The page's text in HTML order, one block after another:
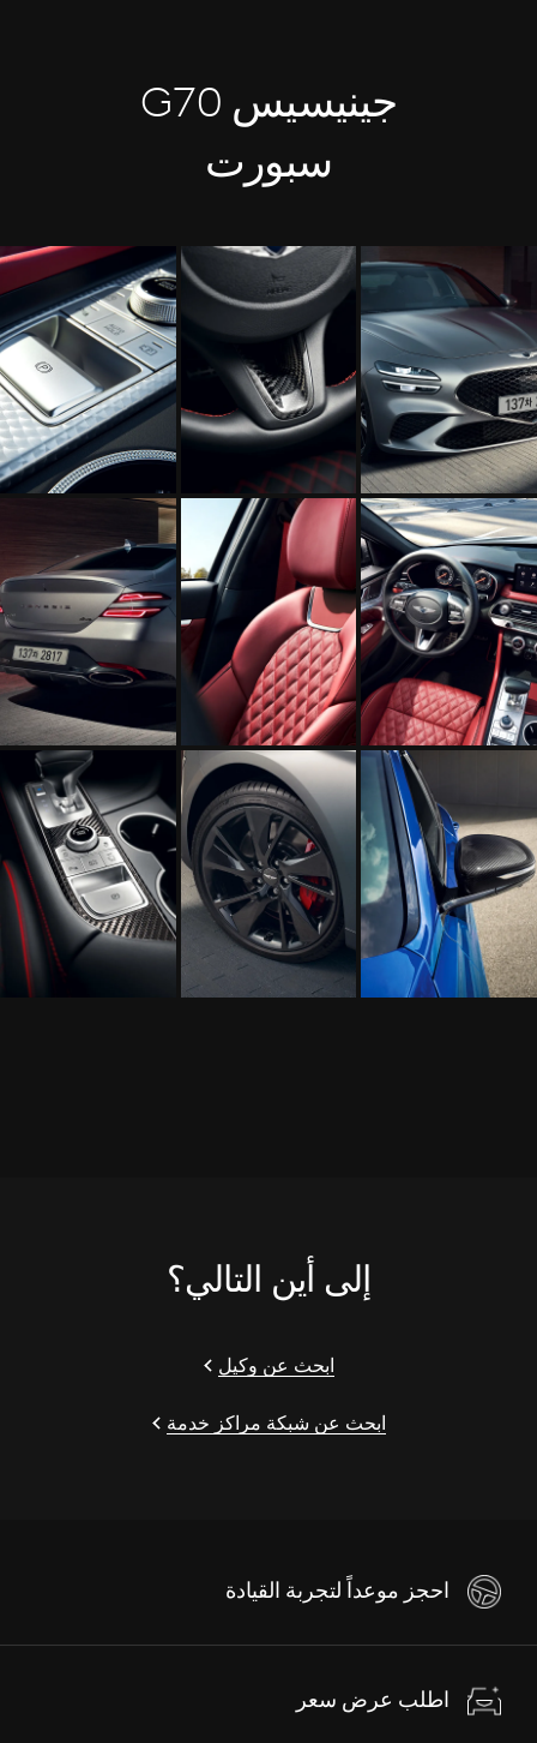
جينيسيس G70
سبورت
إلى أين التالي؟
ابحث عن وكيل
ابحث عن شبكة مراكز خدمة
احجز موعداً لتجربة القيادة
اطلب عرض سعر